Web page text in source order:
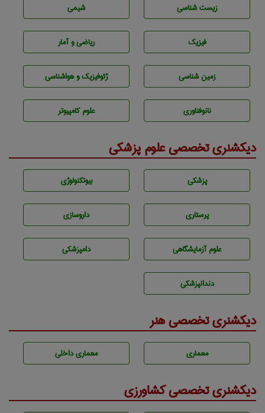
زيست شناسی شيمی
فیزیک ریاضی و آمار
زمين شناسی ژئوفيزيك و هواشناسی
نانوفناوری علوم کامپیوتر
دیکشنری تخصصی علوم پزشکی
پزشكی بيوتكنولوژی
پرستاری داروسازی
علوم آزمايشگاهی دامپزشكی
دندانپزشكی
دیکشنری تخصصی هنر
معماری معماری داخلی
دیکشنری تخصصی کشاورزی